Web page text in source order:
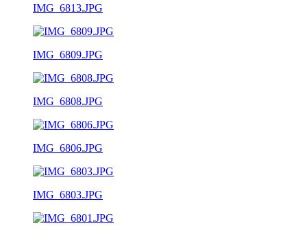
IMG_6813.JPG
IMG_6809.JPG
IMG_6808.JPG
IMG_6806.JPG
IMG_6803.JPG